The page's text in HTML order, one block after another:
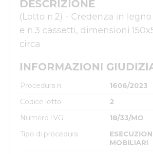
DESCRIZIONE
(Lotto n.2) - Credenza in
e n.3 cassetti, dimensioni
circa
INFORMAZIONI
Procedura n.
1606/2023
Codice lotto
2
Numero IVG
18/33/MO
Tipo di procedura
MOBILIARI